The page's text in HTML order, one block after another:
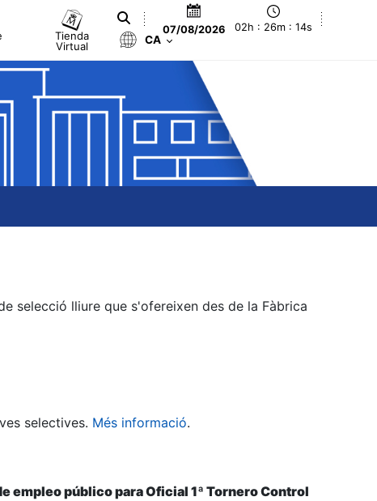
Tienda
Virtual
07/08/2026 02h : 26m : 14s
CA
selecció lliure que s'ofereixen des de la Fàbrica
selectives. Més informació.
empleo público para Oficial 1ª Tornero Control